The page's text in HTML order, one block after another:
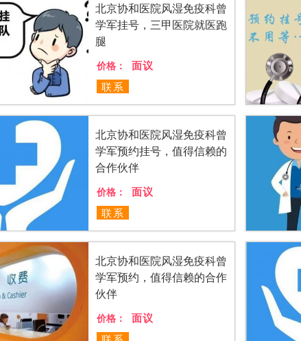
北京协和医院风湿免疫科曾
学军挂号，三甲医院就医跑
腿
价格：
面议
联系
北京协和医院风湿免疫科曾
学军预约挂号，值得信赖的
合作伙伴
价格：
面议
联系
北京协和医院风湿免疫科曾
学军预约，值得信赖的合作
伙伴
价格：
面议